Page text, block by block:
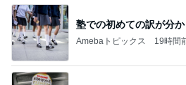
塾での初めての訳が分
Amebaトピックス 19時間